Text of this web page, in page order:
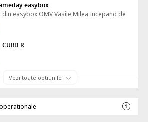
easybox
easybox OMV Vasile Milea Incepand de
Vezi toate optiunile